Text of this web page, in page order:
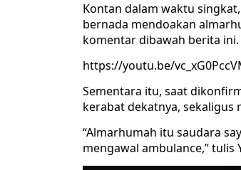
Kontan dalam waktu
bernada mendoakan
komentar dibawah berita ini.
https://youtu.be/
Sementara itu, saat
kerabat dekatnya,
“Almarhumah itu saudara
mengawal ambulance,” tulis